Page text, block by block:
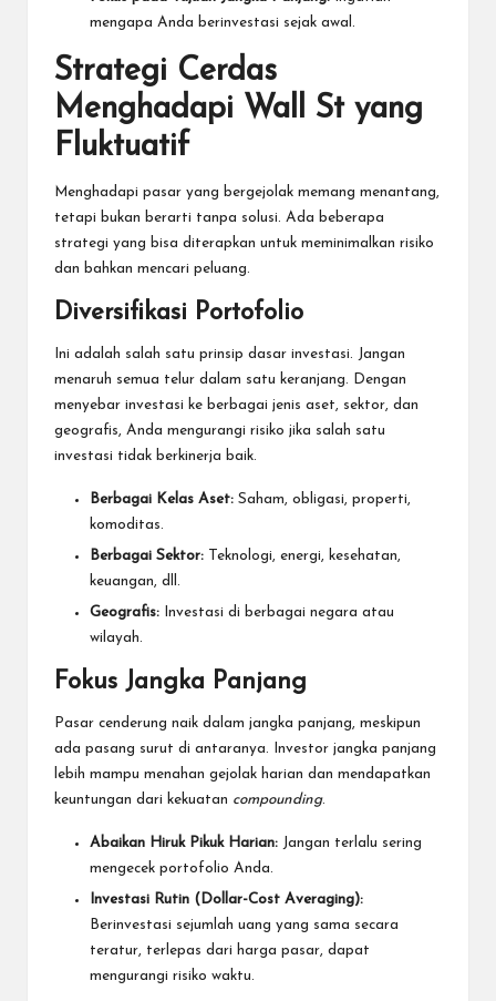
mengapa Anda berinvestasi sejak awal.
Strategi Cerdas
Menghadapi Wall St yang
Fluktuatif
Menghadapi pasar yang bergejolak memang menantang,
tetapi bukan berarti tanpa solusi. Ada beberapa
strategi yang bisa diterapkan untuk meminimalkan risiko
dan bahkan mencari peluang.
Diversifikasi Portofolio
Ini adalah salah satu prinsip dasar investasi. Jangan
menaruh semua telur dalam satu keranjang. Dengan
menyebar investasi ke berbagai jenis aset, sektor, dan
geografis, Anda mengurangi risiko jika salah satu
investasi tidak berkinerja baik.
Berbagai Kelas Aset: Saham, obligasi, properti,
komoditas.
Berbagai Sektor: Teknologi, energi, kesehatan,
keuangan, dll.
Geografis: Investasi di berbagai negara atau
wilayah.
Fokus Jangka Panjang
Pasar cenderung naik dalam jangka panjang, meskipun
ada pasang surut di antaranya. Investor jangka panjang
lebih mampu menahan gejolak harian dan mendapatkan
keuntungan dari kekuatan compounding.
Abaikan Hiruk Pikuk Harian: Jangan terlalu sering
mengecek portofolio Anda.
Investasi Rutin (Dollar-Cost Averaging):
Berinvestasi sejumlah uang yang sama secara
teratur, terlepas dari harga pasar, dapat
mengurangi risiko waktu.